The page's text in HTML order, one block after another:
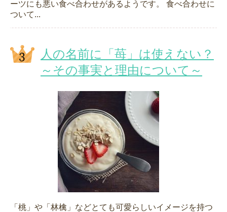
ーツにも悪い食べ合わせがあるようです。 食べ合わせに
ついて...
人の名前に「苺」は使えない？
～その事実と理由について～
「桃」や「林檎」などとても可愛らしいイメージを持つ